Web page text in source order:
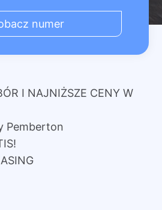
numer
I NAJNIŻSZE CENY W
Pemberton